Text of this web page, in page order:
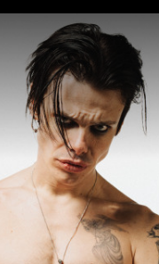
Musik Videos Fotos
Lullaby" (2025)